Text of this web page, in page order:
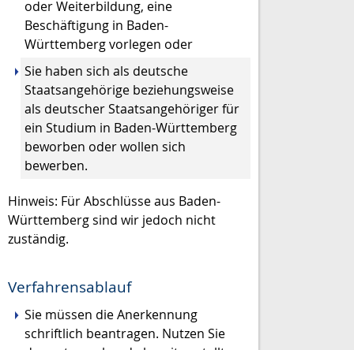
oder Weiterbildung, eine
Beschäftigung in Baden-
Württemberg vorlegen oder
Sie haben sich als deutsche
Staatsangehörige beziehungsweise
als deutscher Staatsangehöriger für
ein Studium in Baden-Württemberg
beworben oder wollen sich
bewerben.
Hinweis: Für Abschlüsse aus Baden-
Württemberg sind wir jedoch nicht
zuständig.
Verfahrensablauf
Sie müssen die Anerkennung
schriftlich beantragen. Nutzen Sie